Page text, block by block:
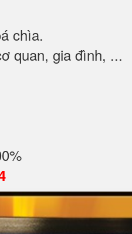
chìa.
quan, gia đình, ...